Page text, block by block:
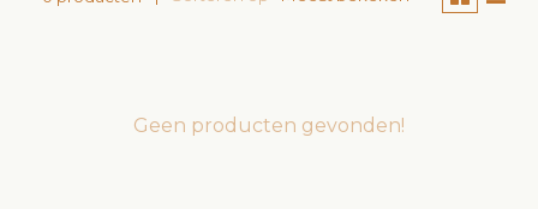
Geen producten gevonden!